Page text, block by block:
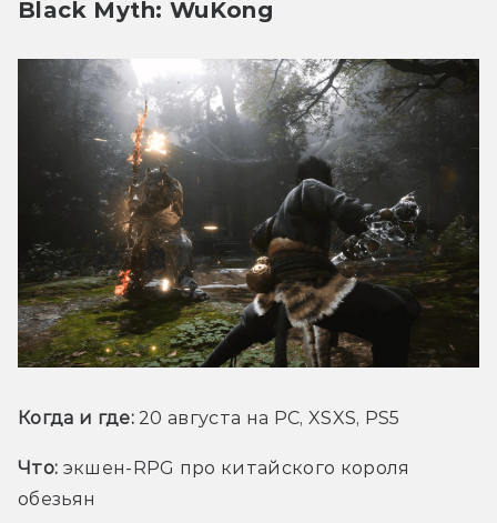
Black Myth: WuKong
Когда и где: 20 августа на PC, XSXS, PS5
Что: экшен-RPG про китайского короля
обезьян